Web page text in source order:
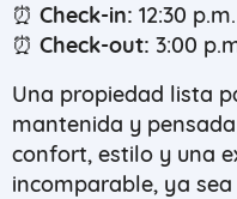
⏰ Check-in: 12:30 p.m.
⏰ Check-out: 3:00
Una propiedad lista
mantenida y
confort, estilo y una
incomparable, ya